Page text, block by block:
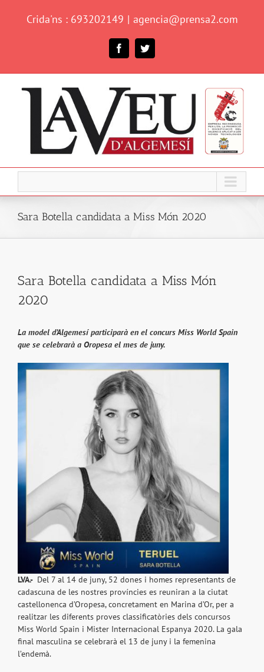
Crida'ns : 693202149 | agencia@prensa2.com
FacebookTwitter
Sara Botella candidata a Miss Món 2020
Sara Botella candidata a Miss Món
2020
La model d’Algemesí participarà en el concurs Miss World Spain
que se celebrarà a Oropesa el mes de juny.
LVA.- Del 7 al 14 de juny, 52 dones i homes representants de
cadascuna de les nostres províncies es reuniran a la ciutat
castellonenca d’Oropesa, concretament en Marina d’Or, per a
realitzar les diferents proves classificatòries dels concursos
Miss World Spain i Mister Internacional Espanya 2020. La gala
final masculina se celebrarà el 13 de juny i la femenina
l’endemà.